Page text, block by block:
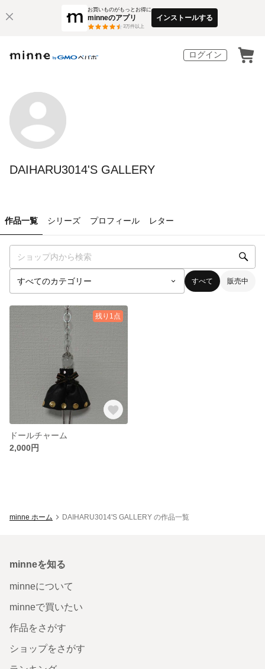
お買いものがもっとお得に
minneのアプリ
3万件以上
インストールする
ログイン
DAIHARU3014'S GALLERY
作品一覧 シリーズ プロフィール レター
すべて 販売中
残り1点
ドールチャーム
2,000円
minne ホーム DAIHARU3014'S GALLERY の作品一覧
minneを知る
minneについて
minneで買いたい
作品をさがす
ショップをさがす